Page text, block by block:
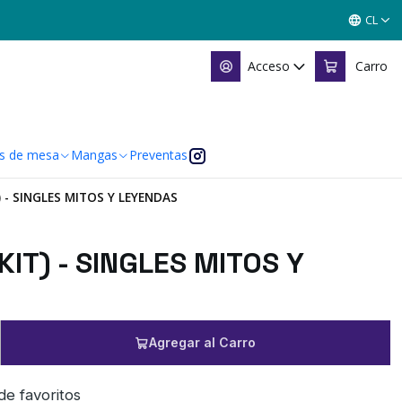
Acceso Carro
de mesa Mangas Preventas
CL
SINGLES MITOS Y LEYENDAS
- SINGLES MITOS Y
Agregar al Carro
favoritos